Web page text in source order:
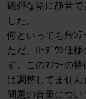
砲弾な割に静音で
した。
何といってもﾁﾀﾝﾃ
ただ、ﾛｰﾀﾞｳﾝ仕
す。このﾏﾌﾗｰの
は調整してません
問題の音量につ